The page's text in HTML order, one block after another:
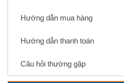
Hướng dẫn mua hàng
Hướng dẫn thanh toán
Câu hỏi thường gặp